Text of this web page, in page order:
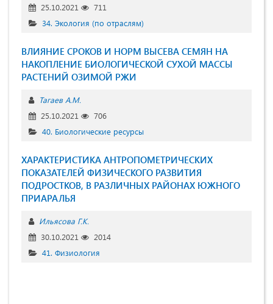
25.10.2021
711
34. Экология (по отраслям)
ВЛИЯНИЕ СРОКОВ И НОРМ ВЫСЕВА СЕМЯН НА
НАКОПЛЕНИЕ БИОЛОГИЧЕСКОЙ СУХОЙ МАССЫ
РАСТЕНИЙ ОЗИМОЙ РЖИ
Тагаев А.М.
25.10.2021
706
40. Биологические ресурсы
ХАРАКТЕРИСТИКА АНТРОПОМЕТРИЧЕСКИХ
ПОКАЗАТЕЛЕЙ ФИЗИЧЕСКОГО РАЗВИТИЯ
ПОДРОСТКОВ, В РАЗЛИЧНЫХ РАЙОНАХ ЮЖНОГО
ПРИАРАЛЬЯ
Ильясова Г.К.
30.10.2021
2014
41. Физиология